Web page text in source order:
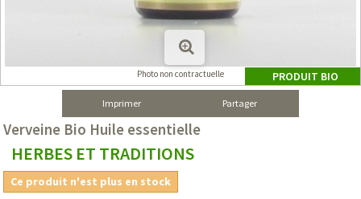
PRODUIT BIO
Photo non contractuelle
Imprimer Partager
Verveine Bio Huile essentielle
HERBES ET TRADITIONS
Ce produit n'est plus en stock